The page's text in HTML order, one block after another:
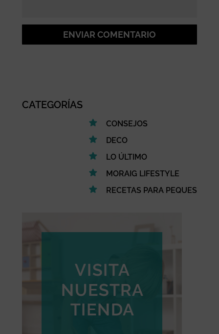
ENVIAR COMENTARIO
CATEGORÍAS
CONSEJOS
DECO
LO ÚLTIMO
MORAIG LIFESTYLE
RECETAS PARA PEQUES